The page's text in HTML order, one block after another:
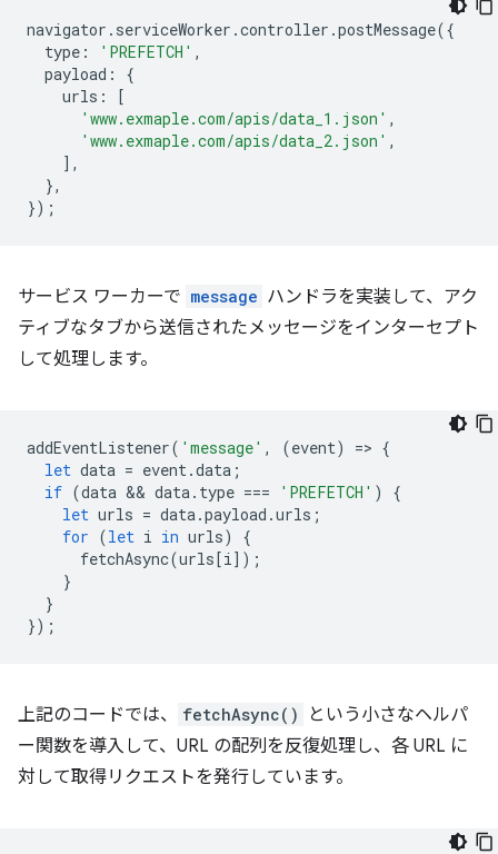
navigator . serviceWorker .controller .postMessage({
type : 'PREFETCH' ,
payload :
{
urls :
[
'www.exmaple.com/apis/data_1.json' ,
'www.exmaple.com/apis/data_2.json' ,
],
},
});
サービス ワーカーで message ハンドラを実装して、アク
ティブなタブから送信されたメッセージをインターセプト
して処理します。
addEventListener( 'message' , (event) => {
let data = event.data ;
if (data && data. type === 'PREFETCH' )
{
let urls = data.payload .urls ;
for (let i in urls)
{
fetchAsync(urls[i]);
}
}
});
上記のコードでは、 fetchAsync()
という小さなヘルパ
ー関数を導入して、URL の配列を反復処理し、各 URL に
対して取得リクエストを発行しています。